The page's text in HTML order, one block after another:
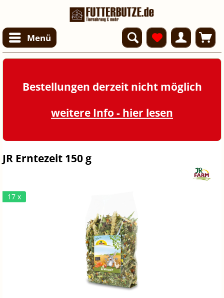
Menü
Bestellungen derzeit nicht möglich
weitere Info - hier lesen
JR Erntezeit 150 g
17 x